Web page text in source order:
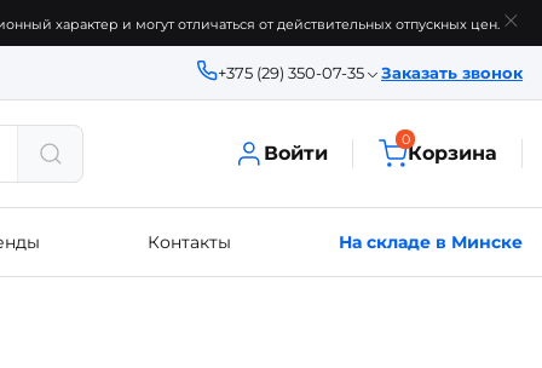
характер и могут отличаться от действительных отпускных цен.
+375 (29) 350-07-35 Заказать звонок
Войти
0
Корзина
Контакты На складе в Минске